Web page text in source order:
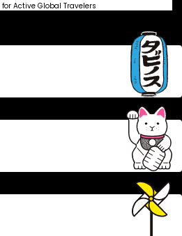
for Active Global Travelers